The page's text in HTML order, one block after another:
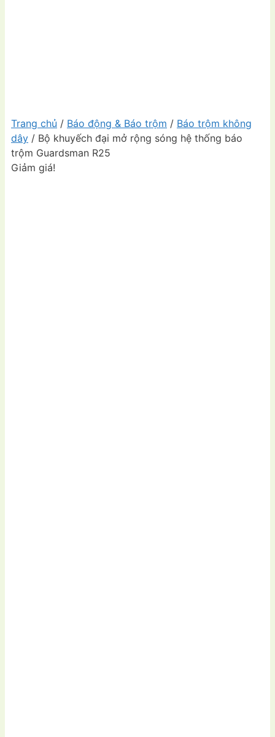
Trang chủ / Báo động & Báo trộm / Báo trộm không
dây / Bộ khuyếch đại mở rộng sóng hệ thống báo
trộm Guardsman R25
Giảm giá!